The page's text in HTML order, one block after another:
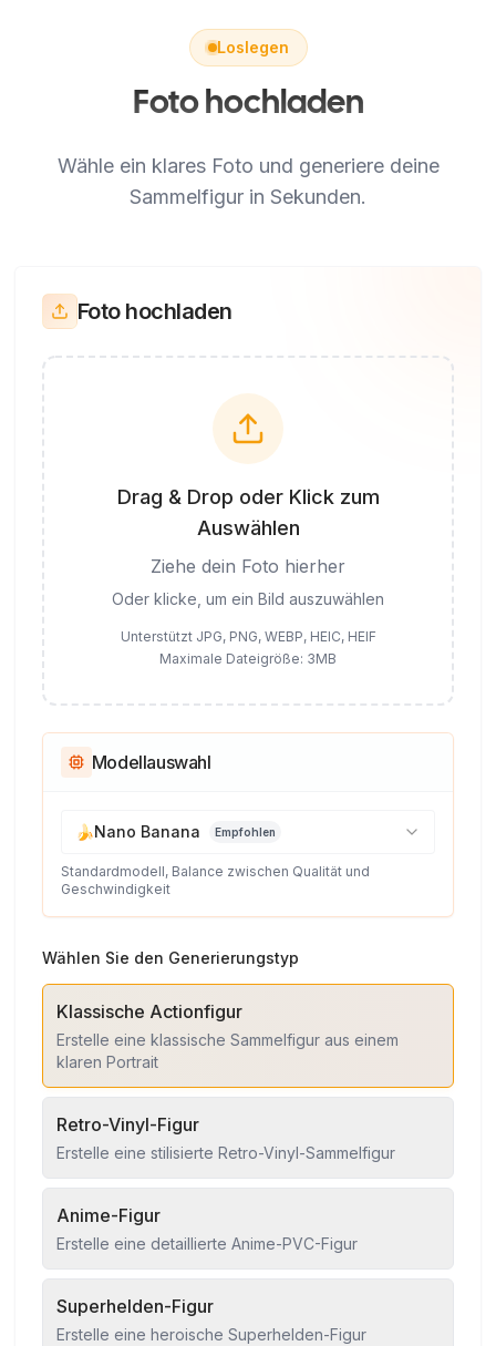
Loslegen
Foto hochladen
Wähle ein klares Foto und generiere deine
Sammelfigur in Sekunden.
Foto hochladen
Drag & Drop oder Klick zum
Auswählen
Ziehe dein Foto hierher
Oder klicke, um ein Bild auszuwählen
Unterstützt JPG, PNG, WEBP, HEIC, HEIF
Maximale Dateigröße: 3MB
Modellauswahl
🍌Nano Banana Empfohlen
Standardmodell, Balance zwischen Qualität und
Geschwindigkeit
Wählen Sie den Generierungstyp
Klassische Actionfigur
Erstelle eine klassische Sammelfigur aus einem
klaren Portrait
Retro-Vinyl-Figur
Erstelle eine stilisierte Retro-Vinyl-Sammelfigur
Anime-Figur
Erstelle eine detaillierte Anime-PVC-Figur
Superhelden-Figur
Erstelle eine heroische Superhelden-Figur